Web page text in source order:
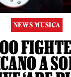
NEWS MUSICA
A